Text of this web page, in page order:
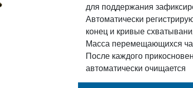
для поддержания
Автоматически
конец и кривые
Масса перемещающихся
После каждого
автоматически очищается